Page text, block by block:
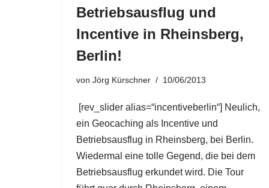
Betriebsausflug und
Incentive in Rheinsberg,
Berlin!
von Jörg Kürschner 10/06/2013
[rev_slider alias=“incentiveberlin“] Neulich,
ein Geocaching als Incentive und
Betriebsausflug in Rheinsberg, bei Berlin.
Wiedermal eine tolle Gegend, die bei dem
Betriebsausflug erkundet wird. Die Tour